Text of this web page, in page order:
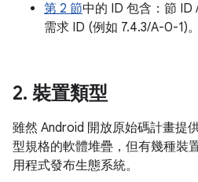
第 2 節中的 ID 包含：節
需求 ID (例如 7.4.3/A-0-1)。
2. 裝置類型
雖然 Android 開放原始碼計畫提
型規格的軟體堆疊，但有幾種裝
用程式發布生態系統。